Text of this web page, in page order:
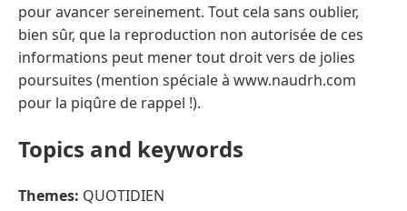
pour avancer sereinement. Tout cela sans oublier,
bien sûr, que la reproduction non autorisée de ces
informations peut mener tout droit vers de jolies
poursuites (mention spéciale à www.naudrh.com
pour la piqûre de rappel !).
Topics and keywords
Themes: QUOTIDIEN